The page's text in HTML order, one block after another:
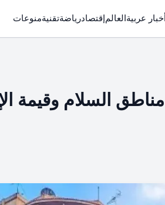
عربيةالعالمإقتصادرياضةتقنيةمنوعات
السلام وقيمة